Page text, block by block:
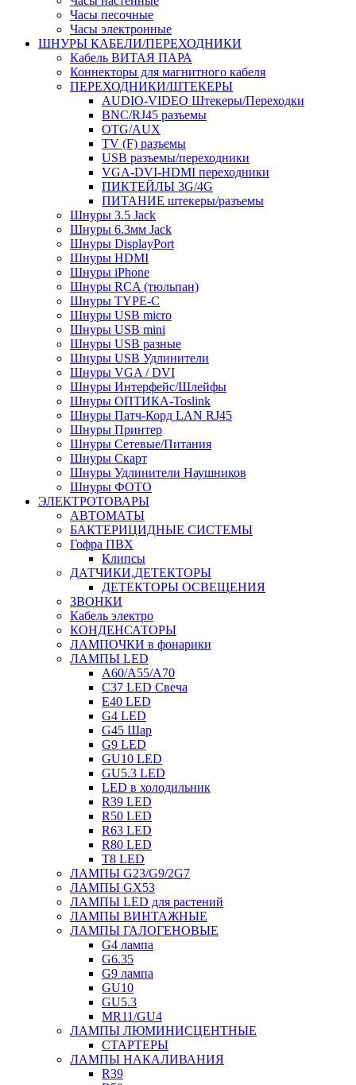
Часы песочные
Часы электронные
ШНУРЫ КАБЕЛИ/ПЕРЕХОДНИКИ
Кабель ВИТАЯ ПАРА
Коннекторы для магнитного кабеля
ПЕРЕХОДНИКИ/ШТЕКЕРЫ
AUDIO-VIDEO Штекеры/Переходки
BNC/RJ45 разъемы
OTG/AUX
TV (F) разъемы
USB разъемы/переходники
VGA-DVI-HDMI переходники
ПИКТЕЙЛЫ 3G/4G
ПИТАНИЕ штекеры/разъемы
Шнуры 3.5 Jack
Шнуры 6.3мм Jack
Шнуры DisplayPort
Шнуры HDMI
Шнуры iPhone
Шнуры RCA (тюльпан)
Шнуры TYPE-C
Шнуры USB micro
Шнуры USB mini
Шнуры USB разные
Шнуры USB Удлинители
Шнуры VGA / DVI
Шнуры Интерфейс/Шлейфы
Шнуры ОПТИКА-Toslink
Шнуры Патч-Корд LAN RJ45
Шнуры Принтер
Шнуры Сетевые/Питания
Шнуры Скарт
Шнуры Удлинители Наушников
Шнуры ФОТО
ЭЛЕКТРОТОВАРЫ
АВТОМАТЫ
БАКТЕРИЦИДНЫЕ СИСТЕМЫ
Гофра ПВХ
Клипсы
ДАТЧИКИ,ДЕТЕКТОРЫ
ДЕТЕКТОРЫ ОСВЕЩЕНИЯ
ЗВОНКИ
Кабель электро
КОНДЕНСАТОРЫ
ЛАМПОЧКИ в фонарики
ЛАМПЫ LED
A60/A55/A70
C37 LED Свеча
E40 LED
G4 LED
G45 Шар
G9 LED
GU10 LED
GU5.3 LED
LED в холодильник
R39 LED
R50 LED
R63 LED
R80 LED
T8 LED
ЛАМПЫ G23/G9/2G7
ЛАМПЫ GX53
ЛАМПЫ LED для растений
ЛАМПЫ ВИНТАЖНЫЕ
ЛАМПЫ ГАЛОГЕНОВЫЕ
G4 лампа
G6.35
G9 лампа
GU10
GU5.3
MR11/GU4
ЛАМПЫ ЛЮМИНИСЦЕНТНЫЕ
СТАРТЕРЫ
ЛАМПЫ НАКАЛИВАНИЯ
R39